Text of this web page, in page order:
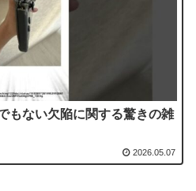
もない欠陥に関する驚きの雑
2026.05.07